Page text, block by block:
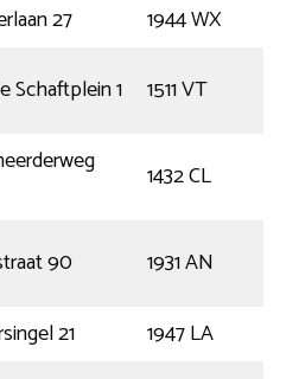
27 1944 WX
Schaftplein 1 1511 VT
1432 CL
90 1931 AN
21 1947 LA